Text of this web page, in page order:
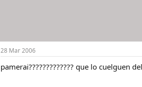
28 Mar 2006
pamerai????????????? que lo cuelguen del